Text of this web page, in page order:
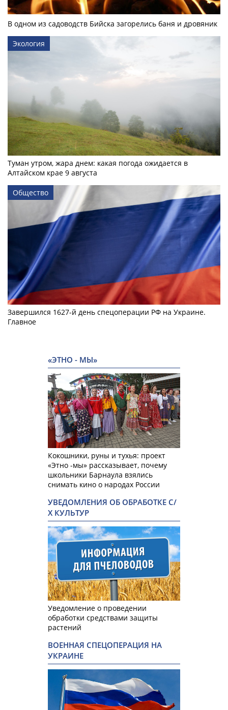
В одном из садоводств Бийска загорелись баня и дровяник
Экология
Туман утром, жара днем: какая погода ожидается в
Алтайском крае 9 августа
Общество
Завершился 1627-й день спецоперации РФ на Украине.
Главное
«ЭТНО - МЫ»
Кокошники, руны и тухья: проект
«Этно -мы» рассказывает, почему
школьники Барнаула взялись
снимать кино о народах России
УВЕДОМЛЕНИЯ ОБ ОБРАБОТКЕ С/
Х КУЛЬТУР
Уведомление о проведении
обработки средствами защиты
растений
ВОЕННАЯ СПЕЦОПЕРАЦИЯ НА
УКРАИНЕ